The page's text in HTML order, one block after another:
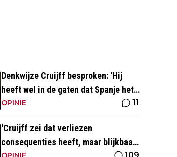
Denkwijze Cruijff besproken: 'Hij
heeft wel in de gaten dat Spanje het
hoogste is in het voetbal'
OPINIE 11
'Cruijff zei dat verliezen
consequenties heeft, maar blijkbaar